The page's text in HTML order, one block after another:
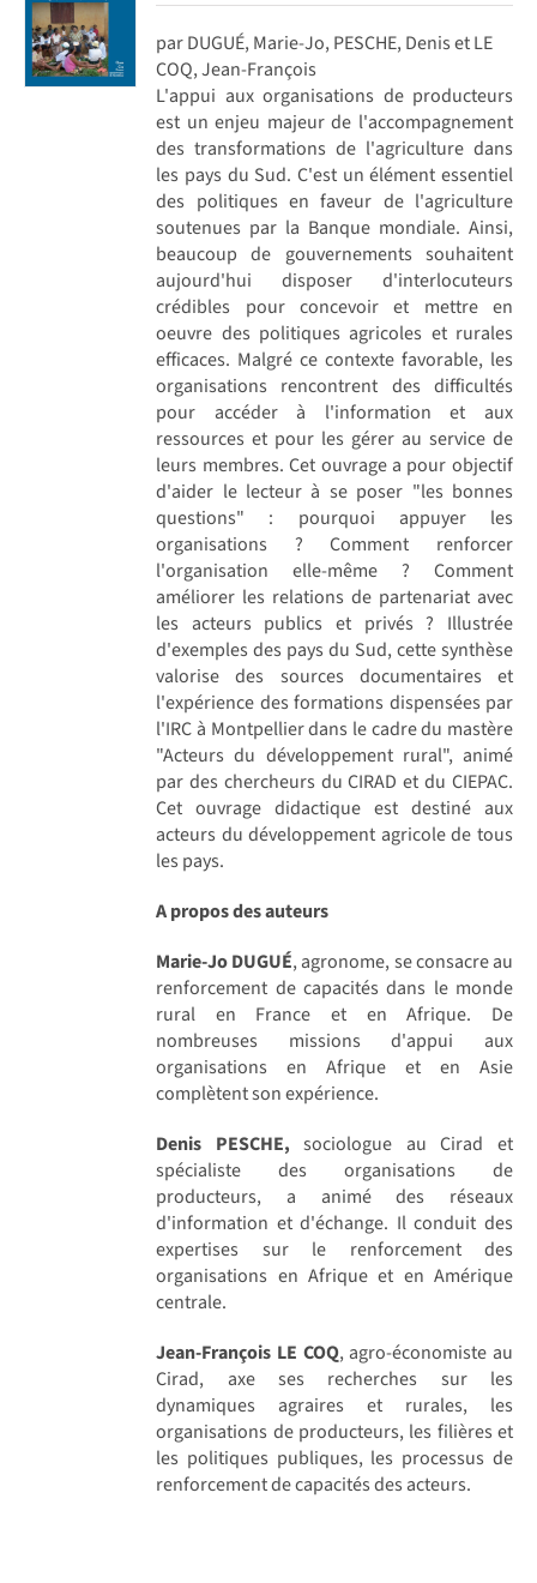
par DUGUÉ, Marie-Jo, PESCHE, Denis et LE
COQ, Jean-François
L'appui aux organisations de producteurs
est un enjeu majeur de l'accompagnement
des transformations de l'agriculture dans
les pays du Sud. C'est un élément essentiel
des politiques en faveur de l'agriculture
soutenues par la Banque mondiale. Ainsi,
beaucoup de gouvernements souhaitent
aujourd'hui disposer d'interlocuteurs
crédibles pour concevoir et mettre en
oeuvre des politiques agricoles et rurales
efficaces. Malgré ce contexte favorable, les
organisations rencontrent des difficultés
pour accéder à l'information et aux
ressources et pour les gérer au service de
leurs membres. Cet ouvrage a pour objectif
d'aider le lecteur à se poser "les bonnes
questions" : pourquoi appuyer les
organisations ? Comment renforcer
l'organisation elle-même ? Comment
améliorer les relations de partenariat avec
les acteurs publics et privés ? Illustrée
d'exemples des pays du Sud, cette synthèse
valorise des sources documentaires et
l'expérience des formations dispensées par
l'IRC à Montpellier dans le cadre du mastère
"Acteurs du développement rural", animé
par des chercheurs du CIRAD et du CIEPAC.
Cet ouvrage didactique est destiné aux
acteurs du développement agricole de tous
les pays.
A propos des auteurs
Marie-Jo DUGUÉ, agronome, se consacre au
renforcement de capacités dans le monde
rural en France et en Afrique. De
nombreuses missions d'appui aux
organisations en Afrique et en Asie
complètent son expérience.
Denis PESCHE, sociologue au Cirad et
spécialiste des organisations de
producteurs, a animé des réseaux
d'information et d'échange. Il conduit des
expertises sur le renforcement des
organisations en Afrique et en Amérique
centrale.
Jean-François LE COQ, agro-économiste au
Cirad, axe ses recherches sur les
dynamiques agraires et rurales, les
organisations de producteurs, les filières et
les politiques publiques, les processus de
renforcement de capacités des acteurs.